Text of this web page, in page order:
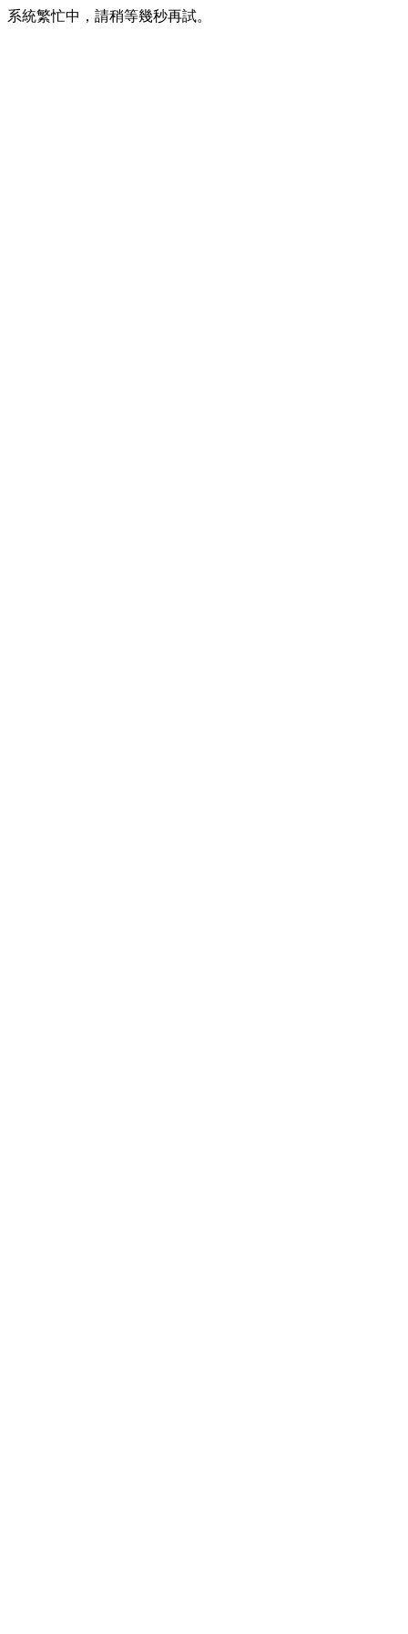
系統繁忙中，請稍等幾秒再試。